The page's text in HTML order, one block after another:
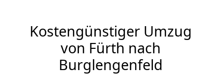
Kostengünstiger Umzug
von Fürth nach
Burglengenfeld